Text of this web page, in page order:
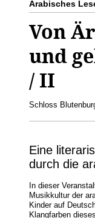
Arabisches
Von
und
/ II
Schloss
Eine
durch die
In dieser
Musikkultur der
Kinder auf
Klangfarben